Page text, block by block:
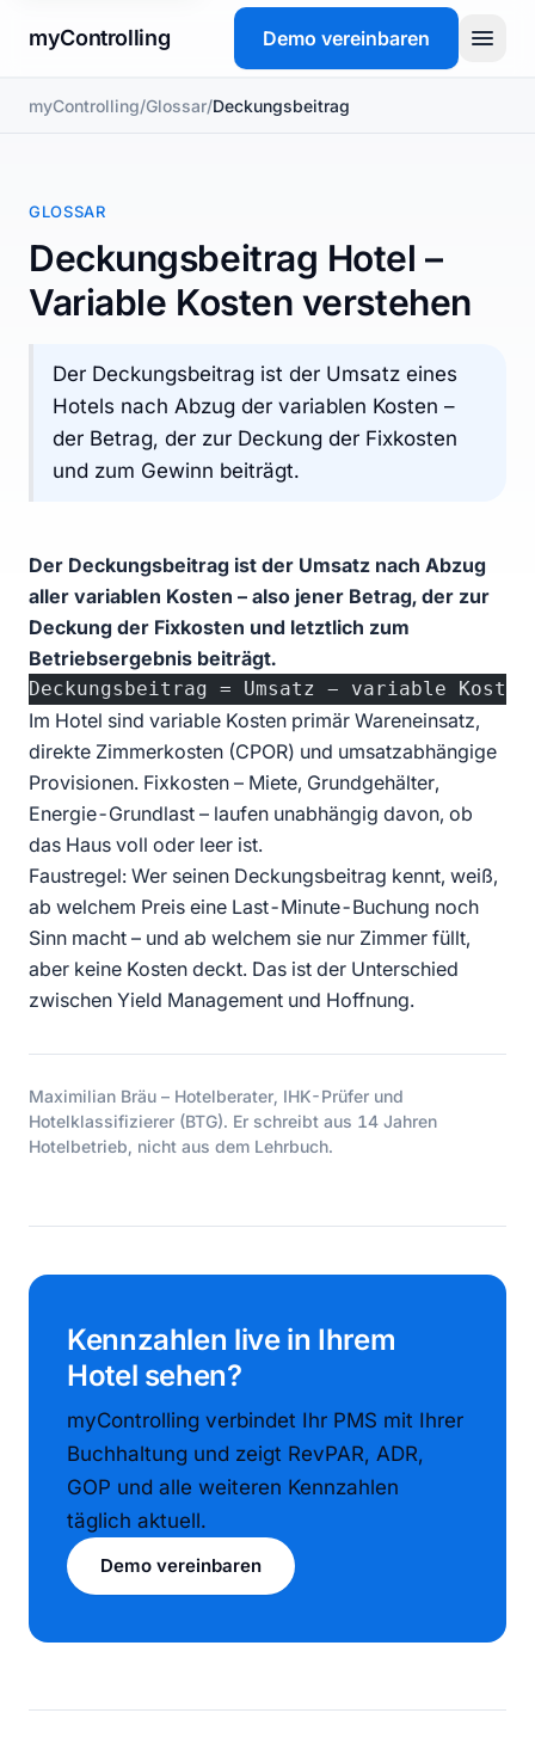
myControlling Demo vereinbaren
Produkt
FAQ
Glossar
Demo vereinbaren
myControlling/Glossar/Deckungsbeitrag
GLOSSAR
Deckungsbeitrag Hotel –
Variable Kosten verstehen
Der Deckungsbeitrag ist der Umsatz eines
Hotels nach Abzug der variablen Kosten –
der Betrag, der zur Deckung der Fixkosten
und zum Gewinn beiträgt.
Der Deckungsbeitrag ist der Umsatz nach Abzug
aller variablen Kosten – also jener Betrag, der zur
Deckung der Fixkosten und letztlich zum
Betriebsergebnis beiträgt.
Deckungsbeitrag = Umsatz − variable Kosten
Im Hotel sind variable Kosten primär Wareneinsatz,
direkte Zimmerkosten (CPOR) und umsatzabhängige
Provisionen. Fixkosten – Miete, Grundgehälter,
Energie-Grundlast – laufen unabhängig davon, ob
das Haus voll oder leer ist.
Faustregel: Wer seinen Deckungsbeitrag kennt, weiß,
ab welchem Preis eine Last-Minute-Buchung noch
Sinn macht – und ab welchem sie nur Zimmer füllt,
aber keine Kosten deckt. Das ist der Unterschied
zwischen Yield Management und Hoffnung.
Maximilian Bräu – Hotelberater, IHK-Prüfer und
Hotelklassifizierer (BTG). Er schreibt aus 14 Jahren
Hotelbetrieb, nicht aus dem Lehrbuch.
Kennzahlen live in Ihrem
Hotel sehen?
myControlling verbindet Ihr PMS mit Ihrer
Buchhaltung und zeigt RevPAR, ADR,
GOP und alle weiteren Kennzahlen
täglich aktuell.
Demo vereinbaren